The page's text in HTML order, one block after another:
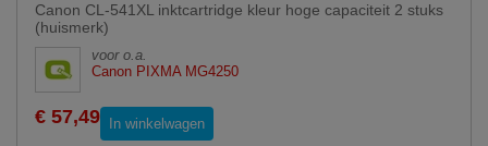
Canon CL-541XL inktcartridge kleur hoge capaciteit 2 stuks
(huismerk)
voor o.a.
Canon PIXMA MG4250
€ 57,49 In winkelwagen